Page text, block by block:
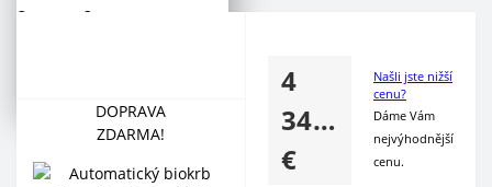
Сustomer Support
DOPRAVA
ZDARMA!
4
349.00
€
Našli jste nižší
cenu?
Dáme Vám
nejvýhodnější
cenu.